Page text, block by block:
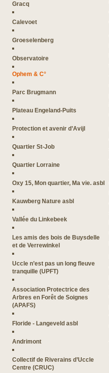
Gracq
Calevoet
Groeselenberg
Observatoire
Ophem & C°
Parc Brugmann
Plateau Engeland-Puits
Protection et avenir d’Avijl
Quartier St-Job
Quartier Lorraine
Oxy 15, Mon quartier, Ma vie. asbl
Kauwberg Nature asbl
Vallée du Linkebeek
Les amis des bois de Buysdelle
et de Verrewinkel
Uccle n’est pas un long fleuve
tranquille (UPFT)
Association Protectrice des
Arbres en Forêt de Soignes
(APAFS)
Floride - Langeveld asbl
Andrimont
Collectif de Riverains d’Uccle
Centre (CRUC)